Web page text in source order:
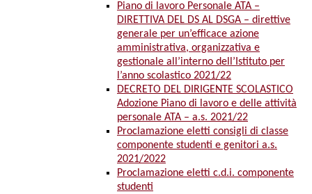
Piano di lavoro Personale ATA –
DIRETTIVA DEL DS AL DSGA – direttive
generale per un’efficace azione
amministrativa, organizzativa e
gestionale all’interno dell’Istituto per
l’anno scolastico 2021/22
DECRETO DEL DIRIGENTE SCOLASTICO
Adozione Piano di lavoro e delle attività
personale ATA – a.s. 2021/22
Proclamazione eletti consigli di classe
componente studenti e genitori a.s.
2021/2022
Proclamazione eletti c.d.i. componente
studenti